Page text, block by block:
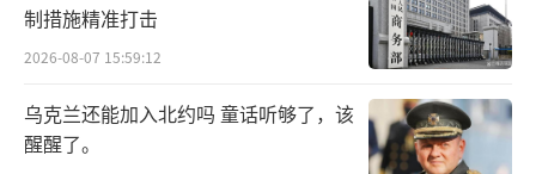
制措施精准打击
2026-08-07 15:59:12
乌克兰还能加入北约吗 童话听够了，该
醒醒了。